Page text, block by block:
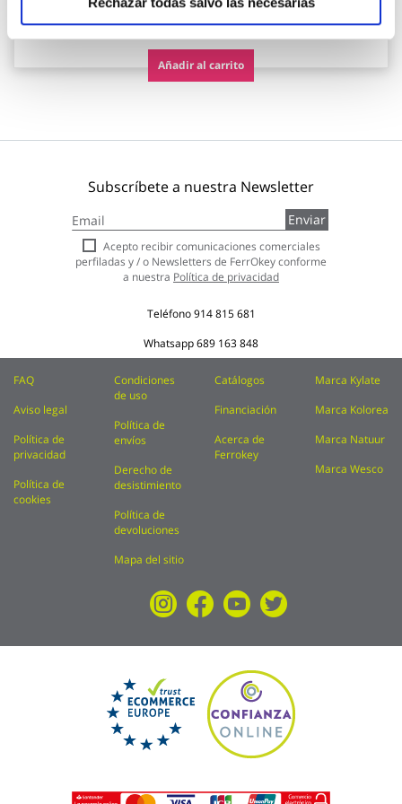
5,95 €
Añadir al carrito
Subscríbete a nuestra Newsletter
a
nuestro
boletín
de
Enviar
Acepto recibir comunicaciones comerciales
perfiladas y / o Newsletters de FerrOkey conforme
a nuestra Política de privacidad
Teléfono914 815 681
Whatsapp689 163 848
FAQ
Aviso legal
Política de
privacidad
Política de
cookies
Condiciones
de uso
Política de
envíos
Derecho de
desistimiento
Política de
devoluciones
Mapa del sitio
Catálogos
Financiación
Acerca de
Ferrokey
Marca Kylate
Marca Kolorea
Marca Natuur
Marca Wesco